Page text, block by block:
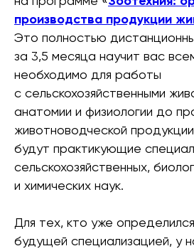
производства продукции
Это полностью
за 3,5 месяца научит вас
необходимо для работы
с сельскохозяйственными
анатомии и физиологии до
животноводческой
будут практикующие
сельскохозяйственных,
и химических наук.
Для тех, кто уже
будущей специализацией, у